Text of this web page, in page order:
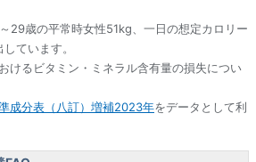
29歳の平常時女性51kg、一日の想定カロリー
ています。
けるビタミン・ミネラル含有量の損失につい
成分表（八訂）増補2023年をデータとして利